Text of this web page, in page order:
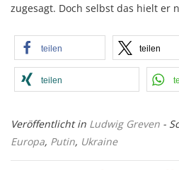
zugesagt. Doch selbst das hielt er
teilen teilen
teilen
Veröffentlicht in Ludwig Greven -
Europa, Putin, Ukraine